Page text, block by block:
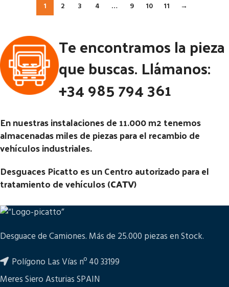
1 2 3 4 … 9 10 11 →
Te encontramos la pieza
que buscas. Llámanos:
+34 985 794 361
En nuestras instalaciones de 11.000 m2 tenemos
almacenadas miles de piezas para el recambio de
vehículos industriales.
Desguaces Picatto es un Centro autorizado para el
tratamiento de vehículos (CATV)
Desguace de Camiones. Más de 25.000 piezas en Stock.
Polígono Las Vías nº 40 33199
Meres Siero Asturias SPAIN